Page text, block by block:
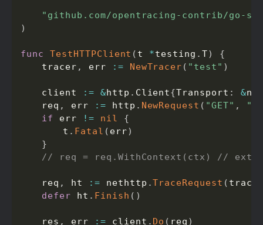
"github.com/opentracing-contrib/go-
)
func TestHTTPClient ( t *testing .T)
{
	tracer
, err := NewTracer ( "test" )
	client
:= &http . Client{Transport : &
	req
, err := http . NewRequest ( "GET" ,
if
err != nil
{
		t
. Fatal ( err)
}
// req = req.WithContext(ctx) //
	req
, ht := nethttp .TraceRequest (
defer ht . Finish ( )
	res
, err := client . Do ( req )